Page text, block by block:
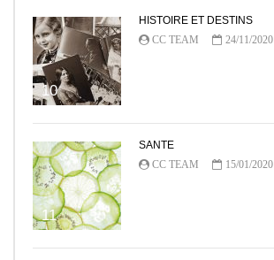
10
HISTOIRE ET DESTINS
CC TEAM
24/11/2020
11
SANTE
CC TEAM
15/01/2020